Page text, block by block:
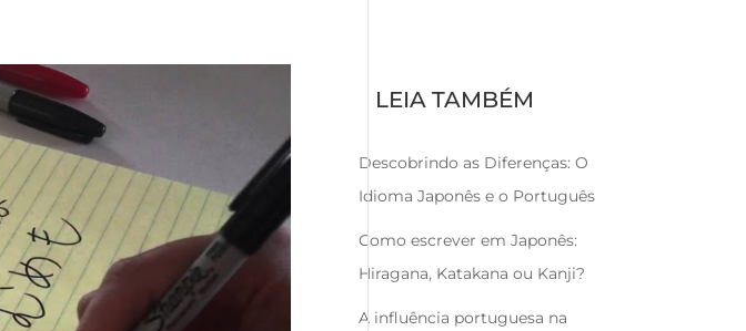
LEIA TAMBÉM
Descobrindo as Diferenças: O
Idioma Japonês e o Português
Como escrever em Japonês:
Hiragana, Katakana ou Kanji?
A influência portuguesa na